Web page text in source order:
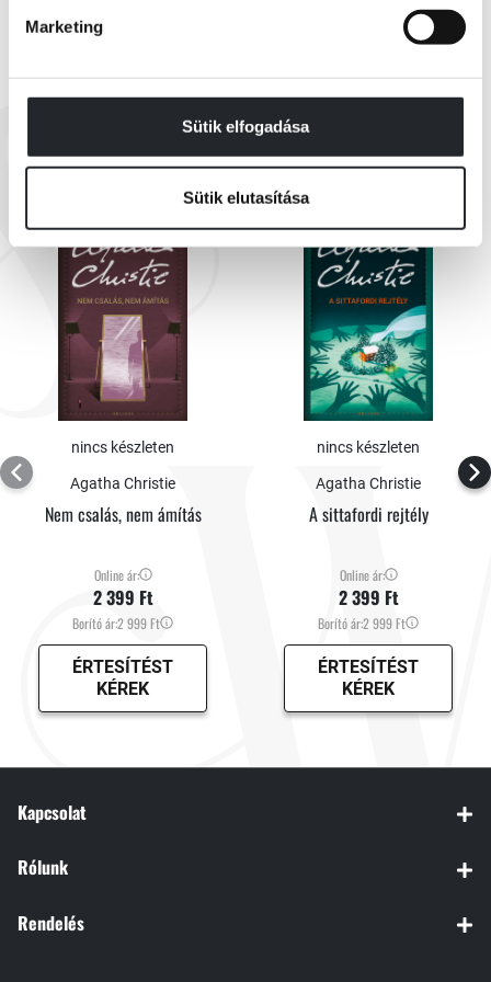
Marketing
Sütik elfogadása
Sütik elutasítása
EZEK IS ÉRDEKELHETNEK
nincs készleten
Agatha Christie
Nem csalás, nem ámítás
Online ár:
2 399 Ft
Borító ár:2 999 Ft
ÉRTESÍTÉST
KÉREK
nincs készleten
Agatha Christie
A sittafordi rejtély
Online ár:
2 399 Ft
Borító ár:2 999 Ft
ÉRTESÍTÉST
KÉREK
Kapcsolat
Rólunk
Rendelés